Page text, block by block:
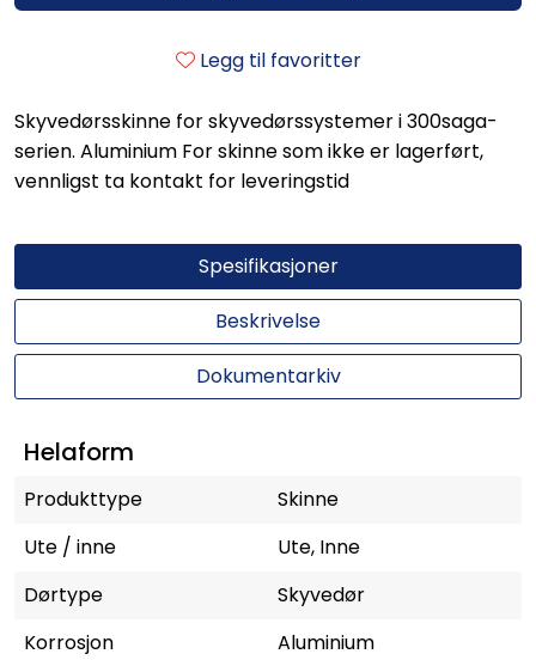
Legg til favoritter
Skyvedørsskinne for skyvedørssystemer i 300saga-
serien. Aluminium For skinne som ikke er lagerført,
vennligst ta kontakt for leveringstid
Spesifikasjoner
Beskrivelse
Dokumentarkiv
Helaform
Produkttype
Skinne
Ute / inne
Ute, Inne
Dørtype
Skyvedør
Korrosjon
Aluminium